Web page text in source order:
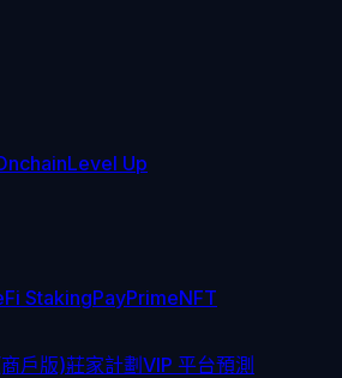
Level Up
StakingPayPrimeNFT
戶版)莊家計劃VIP 平台預測